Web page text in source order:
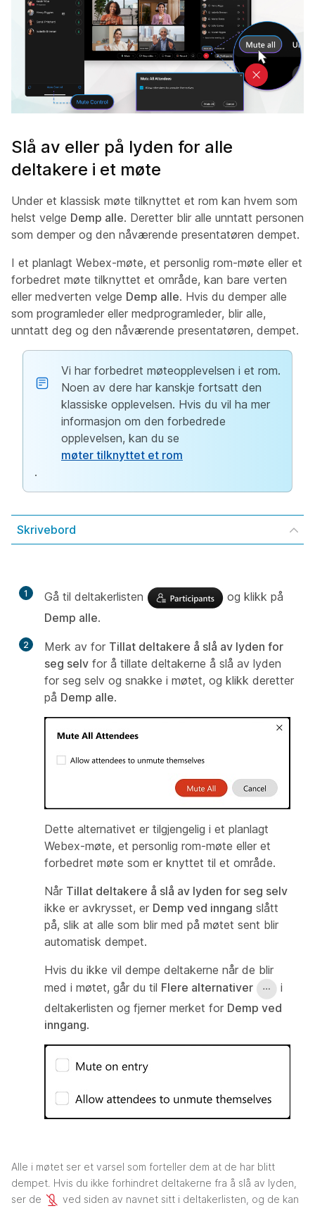
Slå av eller på lyden for alle
deltakere i et møte
Under et klassisk møte tilknyttet et rom kan hvem som
helst velge Demp alle. Deretter blir alle unntatt personen
som demper og den nåværende presentatøren dempet.
I et planlagt Webex-møte, et personlig rom-møte eller et
forbedret møte tilknyttet et område, kan bare verten
eller medverten velge Demp alle. Hvis du demper alle
som programleder eller medprogramleder, blir alle,
unntatt deg og den nåværende presentatøren, dempet.
Vi har forbedret møteopplevelsen i et rom.
Noen av dere har kanskje fortsatt den
klassiske opplevelsen. Hvis du vil ha mer
informasjon om den forbedrede
opplevelsen, kan du se
møter tilknyttet et rom
.
Skrivebord
1 Gå til deltakerlisten
og klikk på
Demp alle.
2 Merk av for Tillat deltakere å slå av lyden for
seg selv for å tillate deltakerne å slå av lyden
for seg selv og snakke i møtet, og klikk deretter
på Demp alle.
Dette alternativet er tilgjengelig i et planlagt
Webex-møte, et personlig rom-møte eller et
forbedret møte som er knyttet til et område.
Når Tillat deltakere å slå av lyden for seg selv
ikke er avkrysset, er Demp ved inngang slått
på, slik at alle som blir med på møtet sent blir
automatisk dempet.
Hvis du ikke vil dempe deltakerne når de blir
med i møtet, går du til Flere alternativer
i
deltakerlisten og fjerner merket for Demp ved
inngang.
Alle i møtet ser et varsel som forteller dem at de har blitt
dempet. Hvis du ikke forhindret deltakerne fra å slå av lyden,
ser de
ved siden av navnet sitt i deltakerlisten, og de kan